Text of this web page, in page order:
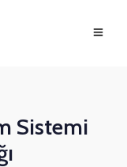
Sistemi